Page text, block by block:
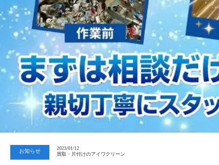
お知らせ
2023/01/12
買取・片付けのアイワクリーン
2023/07/24
中日新聞 岐阜版「空き家対策SOS」コーナーに掲載いただきまし…
2023/01/12
買取・片付けのアイワクリーン